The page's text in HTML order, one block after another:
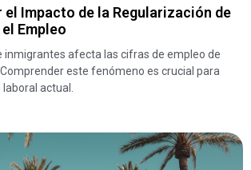
el Impacto de la Regularización de
Empleo
inmigrantes afecta las cifras de empleo de
este fenómeno es crucial para
actual.